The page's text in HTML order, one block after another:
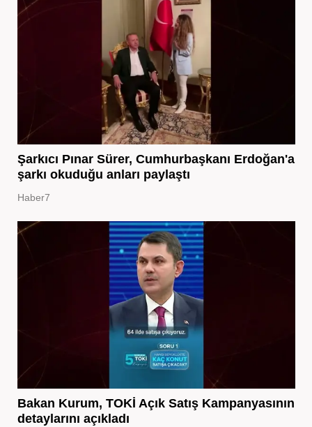
Şarkıcı Pınar Sürer, Cumhurbaşkanı Erdoğan'a
şarkı okuduğu anları paylaştı
Haber7
Bakan Kurum, TOKİ Açık Satış Kampanyasının
detaylarını açıkladı